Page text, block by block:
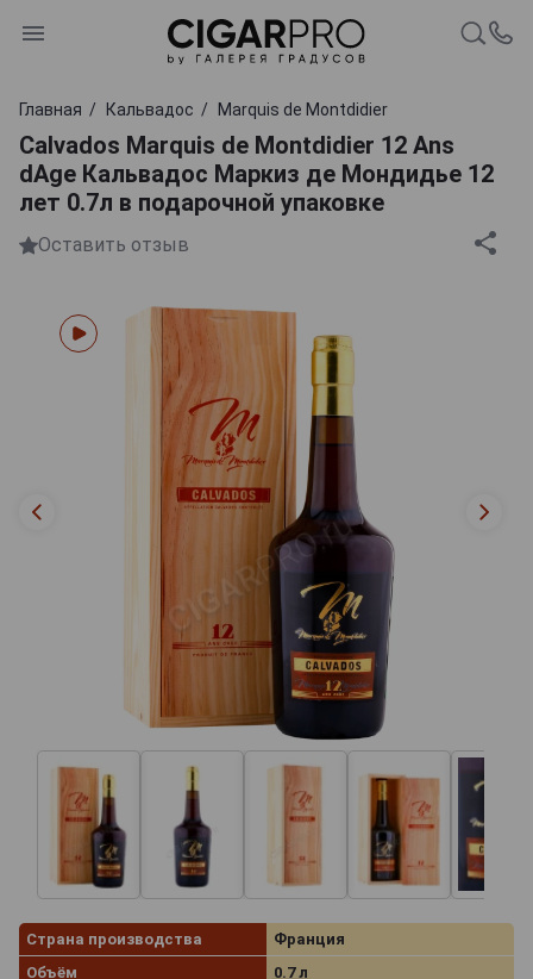
Главная Кальвадос Marquis de Montdidier
Calvados Marquis de Montdidier 12 Ans
dAge Кальвадос Маркиз де Мондидье 12
лет 0.7л в подарочной упаковке
Оставить отзыв
Страна производства
Франция
Объём
0.7 л